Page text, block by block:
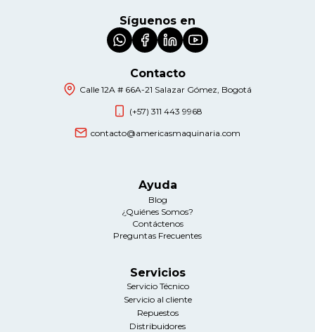
Síguenos en
Contacto
Calle 12A # 66A-21 Salazar Gómez, Bogotá
(+57) 311 443 9968
contacto@americasmaquinaria.com
Ayuda
Blog
¿Quiénes Somos?
Contáctenos
Preguntas Frecuentes
Servicios
Servicio Técnico
Servicio al cliente
Repuestos
Distribuidores